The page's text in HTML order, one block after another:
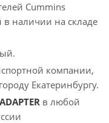
Cummins
в наличии на складе
компании,
Екатеринбургу.
в любой